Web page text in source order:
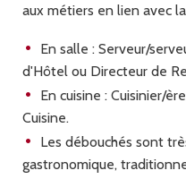
aux métiers en lien avec
En salle : Serveur/
d'Hôtel ou Directeur de
En cuisine : Cuisinier/
Cuisine.
Les débouchés sont
gastronomique,